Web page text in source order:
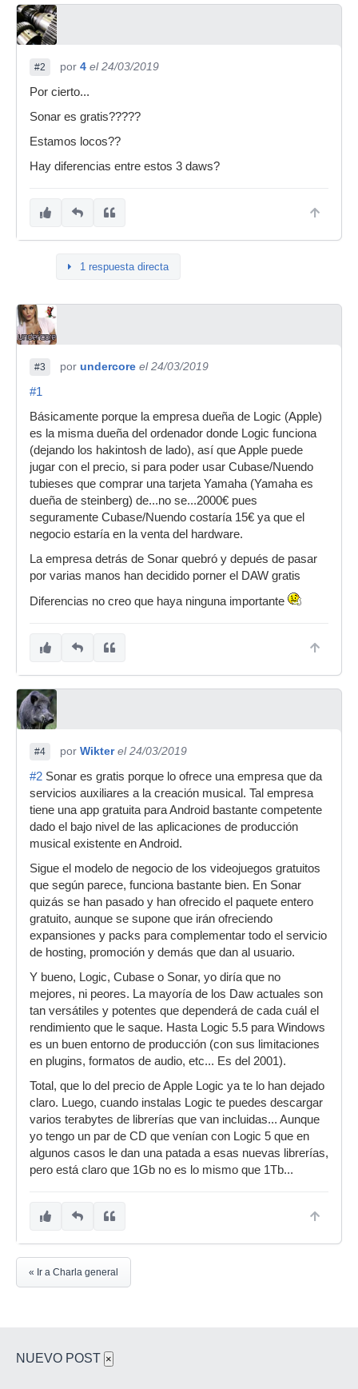
#2 por 4 el 24/03/2019
Por cierto...
Sonar es gratis?????
Estamos locos??
Hay diferencias entre estos 3 daws?
1 respuesta directa
#3 por undercore el 24/03/2019
#1
Básicamente porque la empresa dueña de Logic (Apple)
es la misma dueña del ordenador donde Logic funciona
(dejando los hakintosh de lado), así que Apple puede
jugar con el precio, si para poder usar Cubase/Nuendo
tubieses que comprar una tarjeta Yamaha (Yamaha es
dueña de steinberg) de...no se...2000€ pues
seguramente Cubase/Nuendo costaría 15€ ya que el
negocio estaría en la venta del hardware.
La empresa detrás de Sonar quebró y depués de pasar
por varias manos han decidido porner el DAW gratis
Diferencias no creo que haya ninguna importante
#4 por Wikter el 24/03/2019
#2 Sonar es gratis porque lo ofrece una empresa que da
servicios auxiliares a la creación musical. Tal empresa
tiene una app gratuita para Android bastante competente
dado el bajo nivel de las aplicaciones de producción
musical existente en Android.
Sigue el modelo de negocio de los videojuegos gratuitos
que según parece, funciona bastante bien. En Sonar
quizás se han pasado y han ofrecido el paquete entero
gratuito, aunque se supone que irán ofreciendo
expansiones y packs para complementar todo el servicio
de hosting, promoción y demás que dan al usuario.
Y bueno, Logic, Cubase o Sonar, yo diría que no
mejores, ni peores. La mayoría de los Daw actuales son
tan versátiles y potentes que dependerá de cada cuál el
rendimiento que le saque. Hasta Logic 5.5 para Windows
es un buen entorno de producción (con sus limitaciones
en plugins, formatos de audio, etc... Es del 2001).
Total, que lo del precio de Apple Logic ya te lo han dejado
claro. Luego, cuando instalas Logic te puedes descargar
varios terabytes de librerías que van incluidas... Aunque
yo tengo un par de CD que venían con Logic 5 que en
algunos casos le dan una patada a esas nuevas librerías,
pero está claro que 1Gb no es lo mismo que 1Tb...
« Ir a Charla general
NUEVO POST ×